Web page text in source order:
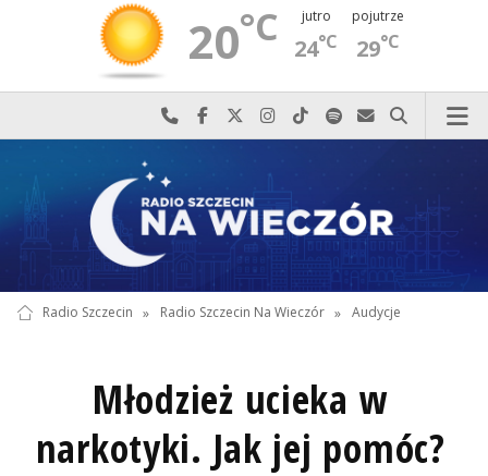
20°C jutro
24°C
pojutrze
29°C
Najlepiej po prostu do nas zadzwoń
Odwiedź nas na Facebook-u
Odwiedź nas na X
Odwiedź nas na Instagram-ie
Odwiedź nas na TikTok-u
Szukaj nas na Spotify
Wyślij do nas
Szukaj
Radio Szczecin » Radio Szczecin Na Wieczór » Audycje
Młodzież ucieka w
narkotyki. Jak jej pomóc?